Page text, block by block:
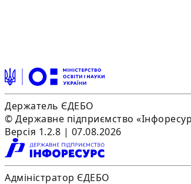
Держатель ЄДЕБО
© Державне підприємство
Версія 1.2.8 | 07.08.2026
Адміністратор ЄДЕБО